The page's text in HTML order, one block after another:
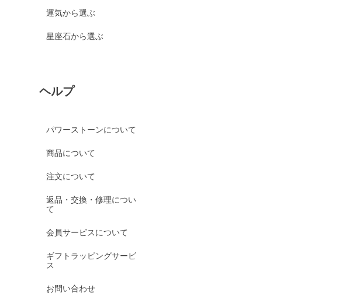
運気から選ぶ
星座石から選ぶ
ヘルプ
パワーストーンについて
商品について
注文について
返品・交換・修理につい
て
会員サービスについて
ギフトラッピングサービ
ス
お問い合わせ